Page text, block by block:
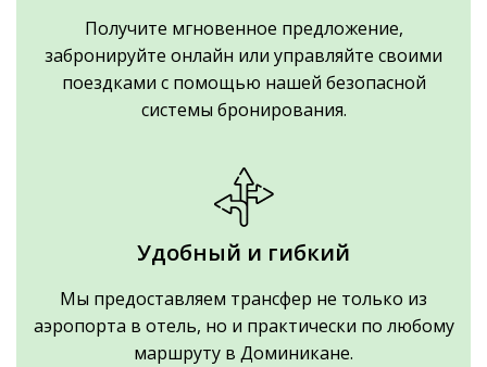
Получите мгновенное предложение,
забронируйте онлайн или управляйте своими
поездками с помощью нашей безопасной
системы бронирования.
Удобный и гибкий
Мы предоставляем трансфер не только из
аэропорта в отель, но и практически по любому
маршруту в Доминикане.